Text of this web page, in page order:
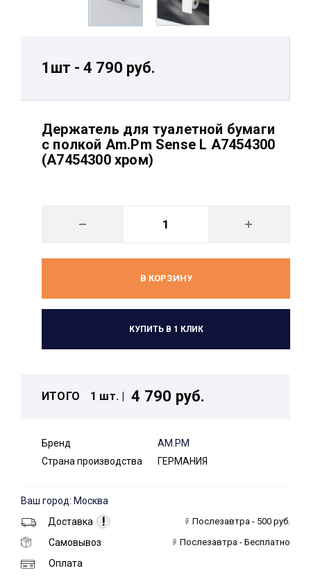
1шт - 4 790 руб.
Держатель для туалетной бумаги
с полкой Am.Pm Sense L A7454300
(A7454300 хром)
В КОРЗИНУ
КУПИТЬ В 1 КЛИК
ИТОГО 1 шт. | 4 790 руб.
Бренд
AM.PM
Страна производства
ГЕРМАНИЯ
Ваш город: Москва
Доставка
! Послезавтра - 500 руб.
Самовывоз Послезавтра - Бесплатно
Оплата